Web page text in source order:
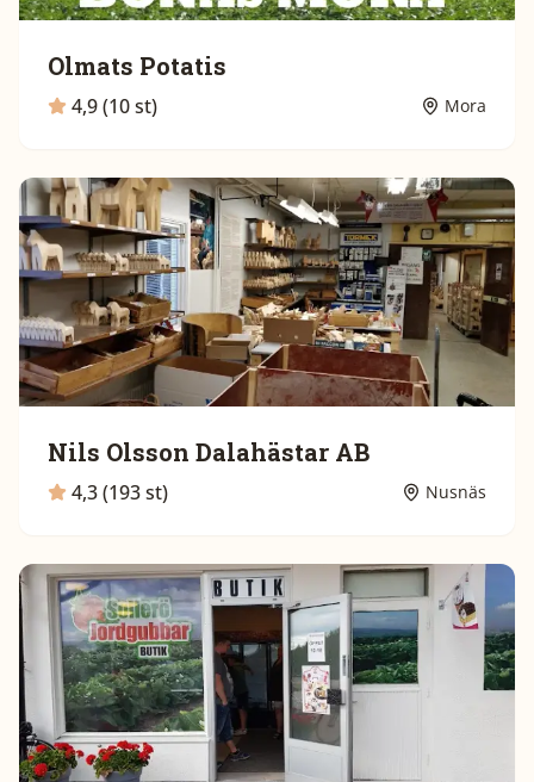
Olmats Potatis
4,9 (10 st) Mora
Nils Olsson Dalahästar AB
4,3 (193 st) Nusnäs